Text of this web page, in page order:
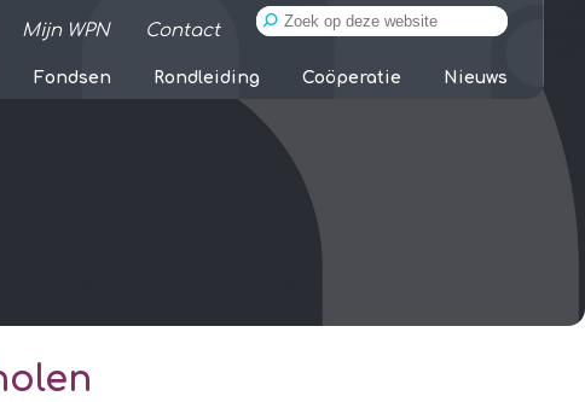
Mijn WPN Contact
Fondsen Rondleiding Coöperatie Nieuws